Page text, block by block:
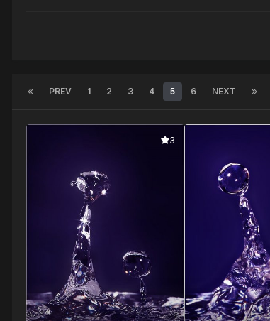
PREV 1 2 3 4 5 6 NEXT
3